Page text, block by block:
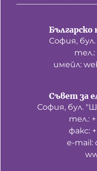
Българско
София,
тел.:
имейл:
Съвет за
София, бул.
тел.:
факс:
е-mail: